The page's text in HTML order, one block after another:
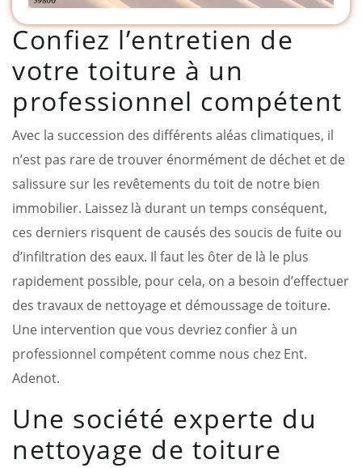
Confiez l’entretien de
votre toiture à un
professionnel compétent
Avec la succession des différents aléas climatiques, il
n’est pas rare de trouver énormément de déchet et de
salissure sur les revêtements du toit de notre bien
immobilier. Laissez là durant un temps conséquent,
ces derniers risquent de causés des soucis de fuite ou
d’infiltration des eaux. Il faut les ôter de là le plus
rapidement possible, pour cela, on a besoin d’effectuer
des travaux de nettoyage et démoussage de toiture.
Une intervention que vous devriez confier à un
professionnel compétent comme nous chez Ent.
Adenot.
Une société experte du
nettoyage de toiture